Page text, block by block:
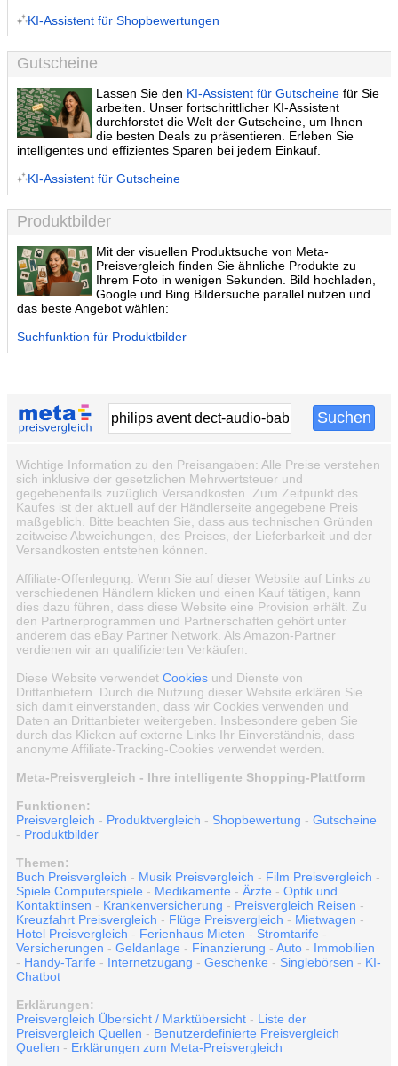
KI-Assistent für Shopbewertungen
Gutscheine
Lassen Sie den KI-Assistent für Gutscheine für Sie
arbeiten. Unser fortschrittlicher KI-Assistent
durchforstet die Welt der Gutscheine, um Ihnen
die besten Deals zu präsentieren. Erleben Sie
intelligentes und effizientes Sparen bei jedem Einkauf.
KI-Assistent für Gutscheine
Produktbilder
Mit der visuellen Produktsuche von Meta-
Preisvergleich finden Sie ähnliche Produkte zu
Ihrem Foto in wenigen Sekunden. Bild hochladen,
Google und Bing Bildersuche parallel nutzen und
das beste Angebot wählen:
Suchfunktion für Produktbilder
Wichtige Information zu den Preisangaben: Alle Preise verstehen
sich inklusive der gesetzlichen Mehrwertsteuer und
gegebebenfalls zuzüglich Versandkosten. Zum Zeitpunkt des
Kaufes ist der aktuell auf der Händlerseite angegebene Preis
maßgeblich. Bitte beachten Sie, dass aus technischen Gründen
zeitweise Abweichungen, des Preises, der Lieferbarkeit und der
Versandkosten entstehen können.
Affiliate-Offenlegung: Wenn Sie auf dieser Website auf Links zu
verschiedenen Händlern klicken und einen Kauf tätigen, kann
dies dazu führen, dass diese Website eine Provision erhält. Zu
den Partnerprogrammen und Partnerschaften gehört unter
anderem das eBay Partner Network. Als Amazon-Partner
verdienen wir an qualifizierten Verkäufen.
Diese Website verwendet Cookies und Dienste von
Drittanbietern. Durch die Nutzung dieser Website erklären Sie
sich damit einverstanden, dass wir Cookies verwenden und
Daten an Drittanbieter weitergeben. Insbesondere geben Sie
durch das Klicken auf externe Links Ihr Einverständnis, dass
anonyme Affiliate-Tracking-Cookies verwendet werden.
Meta-Preisvergleich - Ihre intelligente Shopping-Plattform
Funktionen:
Preisvergleich - Produktvergleich - Shopbewertung - Gutscheine
- Produktbilder
Themen:
Buch Preisvergleich - Musik Preisvergleich - Film Preisvergleich -
Spiele Computerspiele - Medikamente - Ärzte - Optik und
Kontaktlinsen - Krankenversicherung - Preisvergleich Reisen -
Kreuzfahrt Preisvergleich - Flüge Preisvergleich - Mietwagen -
Hotel Preisvergleich - Ferienhaus Mieten - Stromtarife -
Versicherungen - Geldanlage - Finanzierung - Auto - Immobilien
- Handy-Tarife - Internetzugang - Geschenke - Singlebörsen - KI-
Chatbot
Erklärungen:
Preisvergleich Übersicht / Marktübersicht - Liste der
Preisvergleich Quellen - Benutzerdefinierte Preisvergleich
Quellen - Erklärungen zum Meta-Preisvergleich